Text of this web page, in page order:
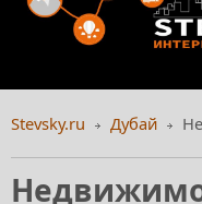
Stevsky.ru Дубай